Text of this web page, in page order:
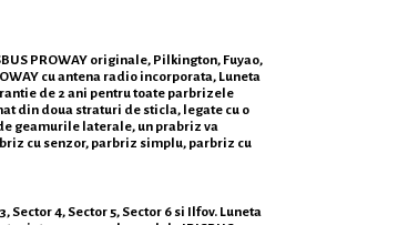
PROWAY originale, Pilkington, Fuyao,
cu antena radio incorporata, Luneta
de 2 ani pentru toate parbrizele
din doua straturi de sticla, legate cu o
geamurile laterale, un prabriz va
cu senzor, parbriz simplu, parbriz cu
4, Sector 5, Sector 6 si Ilfov. Luneta